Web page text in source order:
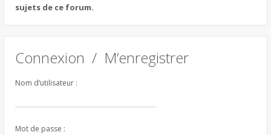
sujets de ce forum.
Connexion / M’enregistrer
Nom d’utilisateur :
Mot de passe :